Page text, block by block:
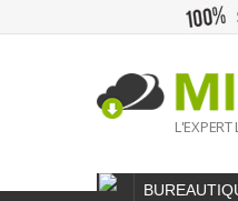
L'EXPERT